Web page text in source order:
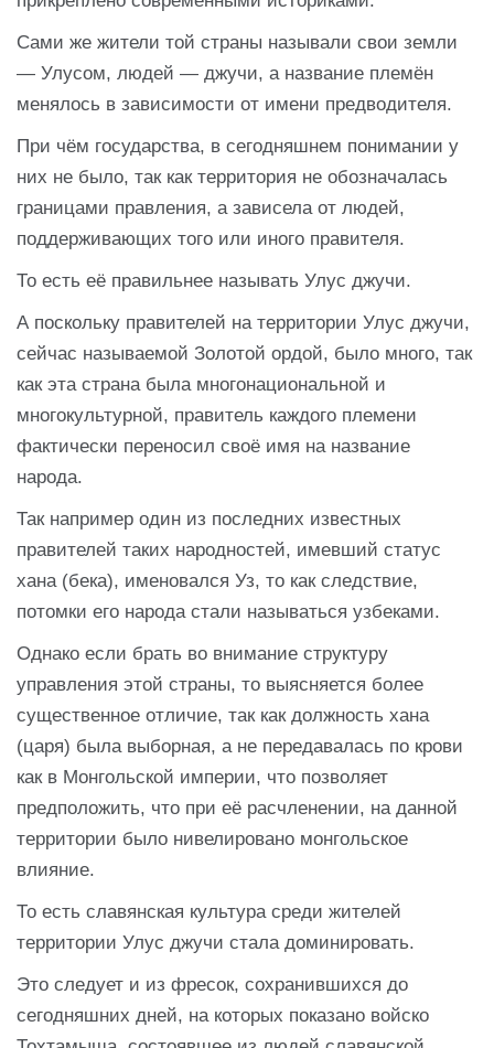
Сами же жители той страны называли свои земли
— Улусом, людей — джучи, а название племён
менялось в зависимости от имени предводителя.
При чём государства, в сегодняшнем понимании у
них не было, так как территория не обозначалась
границами правления, а зависела от людей,
поддерживающих того или иного правителя.
То есть её правильнее называть Улус джучи.
А поскольку правителей на территории Улус джучи,
сейчас называемой Золотой ордой, было много, так
как эта страна была многонациональной и
многокультурной, правитель каждого племени
фактически переносил своё имя на название
народа.
Так например один из последних известных
правителей таких народностей, имевший статус
хана (бека), именовался Уз, то как следствие,
потомки его народа стали называться узбеками.
Однако если брать во внимание структуру
управления этой страны, то выясняется более
существенное отличие, так как должность хана
(царя) была выборная, а не передавалась по крови
как в Монгольской империи, что позволяет
предположить, что при её расчленении, на данной
территории было нивелировано монгольское
влияние.
То есть славянская культура среди жителей
территории Улус джучи стала доминировать.
Это следует и из фресок, сохранившихся до
сегодняшних дней, на которых показано войско